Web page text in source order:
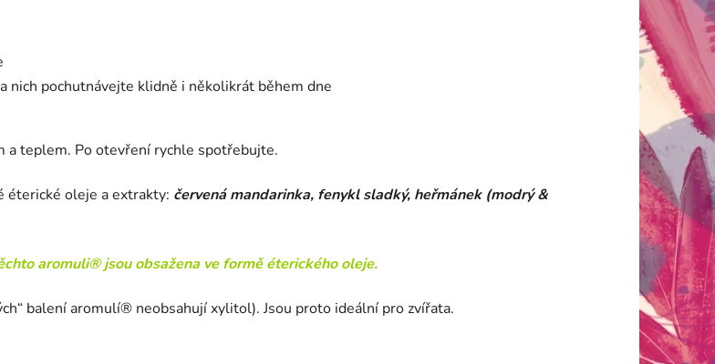
pochutnávejte klidně i několikrát během dne
a teplem. Po otevření rychle spotřebujte.
éterické oleje a extrakty: červená mandarinka, fenykl sladký, heřmánek (modrý &
aromuli® jsou obsažena ve formě éterického oleje.
balení aromulí® neobsahují xylitol). Jsou proto ideální pro zvířata.